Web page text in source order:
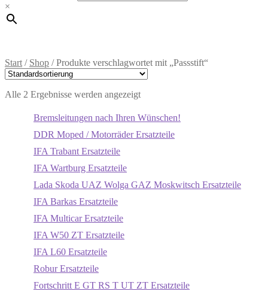
×
Start / Shop /Produkte verschlagwortet mit „Passstift“
Alle 2 Ergebnisse werden angezeigt
Bremsleitungen nach Ihren Wünschen!
DDR Moped / Motorräder Ersatzteile
IFA Trabant Ersatzteile
IFA Wartburg Ersatzteile
Lada Skoda UAZ Wolga GAZ Moskwitsch Ersatzteile
IFA Barkas Ersatzteile
IFA Multicar Ersatzteile
IFA W50 ZT Ersatzteile
IFA L60 Ersatzteile
Robur Ersatzteile
Fortschritt E GT RS T UT ZT Ersatzteile